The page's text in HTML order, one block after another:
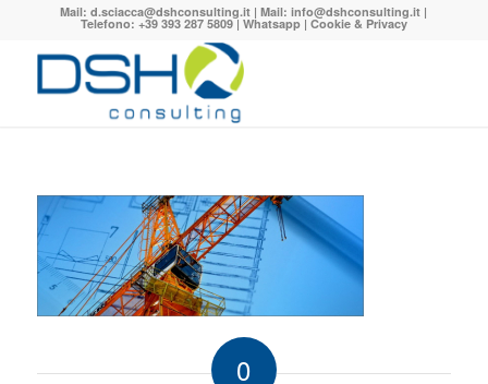
Mail:d.sciacca@dshconsulting.it | Mail:info@dshconsulting.it |
Telefono: +39 393 287 5809 | Whatsapp| Cookie & Privacy
0